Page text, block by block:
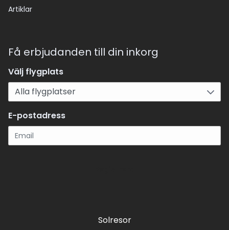
Artiklar
Få erbjudanden till din inkorg
Välj flygplats
E-postadress
Solresor